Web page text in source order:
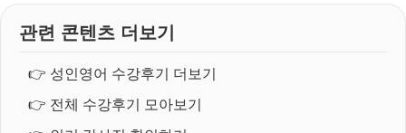
관련 콘텐츠 더보기
👉 성인영어 수강후기 더보기
👉 전체 수강후기 모아보기